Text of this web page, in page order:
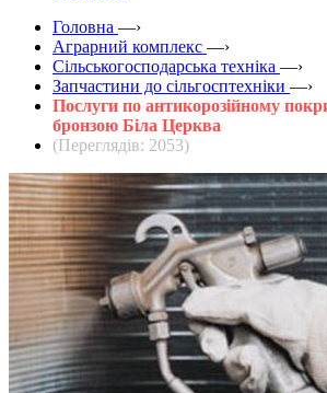
Головна —›
Аграрний комплекс —›
Сільськогосподарська техніка —›
Запчастини до сільгосптехніки —›
Послуги по антикорозійному
бронзою Біла Церква
(Переглядів: 2053)